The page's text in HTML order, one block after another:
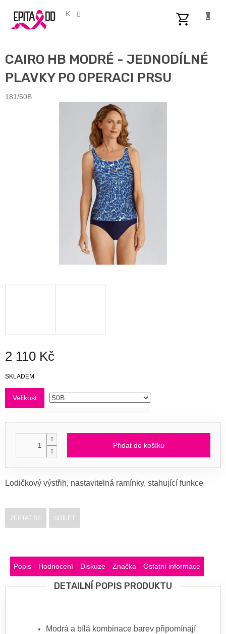
obsah
CZK
CAIRO HB MODRÉ - JEDNODÍLNÉ
PLAVKY PO OPERACI PRSU
181/50B
2 110 Kč
Měrná
SKLADEM
Velikost
Přidat do košíku
Lodičkový výstřih, nastavitelná ramínky, stahující funkce
ZEPTAT SE SDÍLET
Popis Hodnocení Diskuze Značka Ostatní informace
DETAILNÍ POPIS PRODUKTU
Modrá a bílá kombinace barev připomínají